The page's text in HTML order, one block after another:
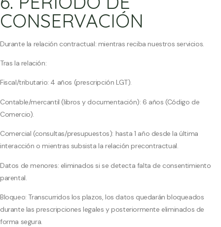
CONSERVACIÓN
Durante la relación contractual: mientras reciba nuestros servicios.
Tras la relación:
Fiscal/tributario: 4 años (prescripción LGT).
Contable/mercantil (libros y documentación): 6 años (Código de
Comercio).
Comercial (consultas/presupuestos): hasta 1 año desde la última
interacción o mientras subsista la relación precontractual.
Datos de menores: eliminados si se detecta falta de consentimiento
parental.
Bloqueo: Transcurridos los plazos, los datos quedarán bloqueados
durante las prescripciones legales y posteriormente eliminados de
forma segura.